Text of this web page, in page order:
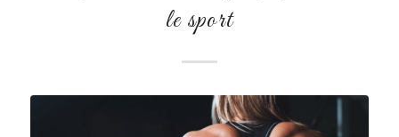
le sport